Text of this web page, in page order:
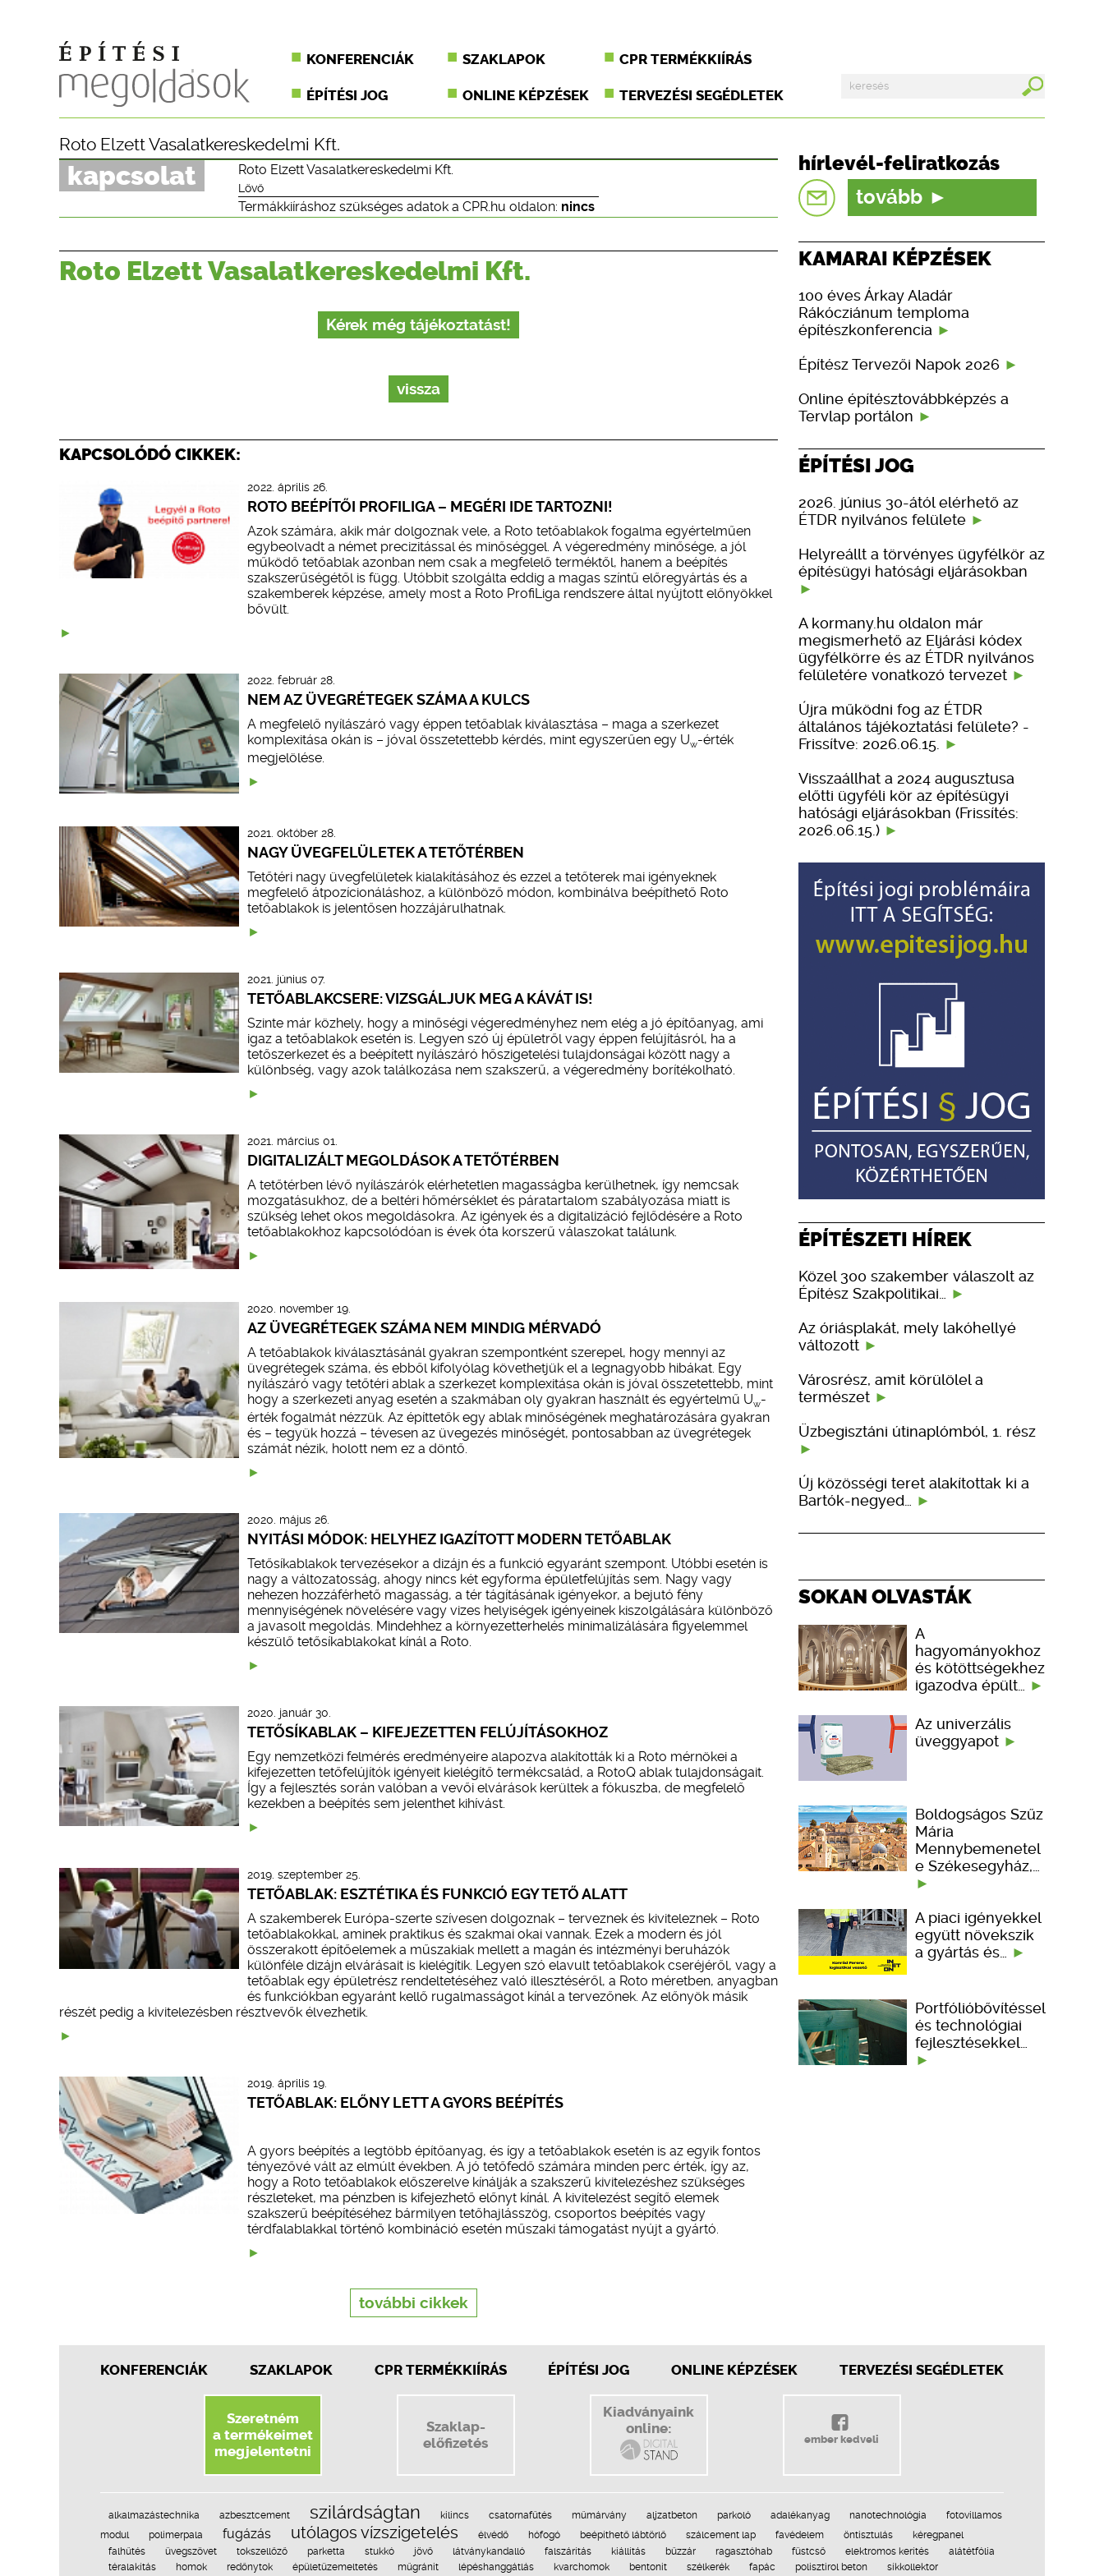
KONFERENCIÁK SZAKLAPOK CPR TERMÉKKIÍRÁS
ÉPÍTÉSI JOG ONLINE KÉPZÉSEK TERVEZÉSI SEGÉDLETEK
Roto Elzett Vasalatkereskedelmi Kft.
kapcsolat Roto Elzett Vasalatkereskedelmi Kft.
Lövő
Termákkiíráshoz szükséges adatok a CPR.hu oldalon: nincs
Roto Elzett Vasalatkereskedelmi Kft.
Kérek még tájékoztatást!
vissza
KAPCSOLÓDÓ CIKKEK:
2022. április 26.
ROTO BEÉPÍTŐI PROFILIGA – MEGÉRI IDE TARTOZNI!
Azok számára, akik már dolgoznak vele, a Roto tetőablakok fogalma egyértelműen
egybeolvadt a német precizitással és minőséggel. A végeredmény minősége, a jól
működő tetőablak azonban nem csak a megfelelő terméktől, hanem a beépítés
szakszerűségétől is függ. Utóbbit szolgálta eddig a magas színtű előregyártás és a
szakemberek képzése, amely most a Roto ProfiLiga rendszere által nyújtott előnyökkel
bővült.
2022. február 28.
NEM AZ ÜVEGRÉTEGEK SZÁMA A KULCS
A megfelelő nyílászáró vagy éppen tetőablak kiválasztása – maga a szerkezet
komplexitása okán is – jóval összetettebb kérdés, mint egyszerűen egy Uw-érték
megjelölése.
2021. október 28.
NAGY ÜVEGFELÜLETEK A TETŐTÉRBEN
Tetőtéri nagy üvegfelületek kialakításához és ezzel a tetőterek mai igényeknek
megfelelő átpozícionáláshoz, a különböző módon, kombinálva beépíthető Roto
tetőablakok is jelentősen hozzájárulhatnak.
2021. június 07.
TETŐABLAKCSERE: VIZSGÁLJUK MEG A KÁVÁT IS!
Szinte már közhely, hogy a minőségi végeredményhez nem elég a jó építőanyag, ami
igaz a tetőablakok esetén is. Legyen szó új épületről vagy éppen felújításról, ha a
tetőszerkezet és a beépített nyílászáró hőszigetelési tulajdonságai között nagy a
különbség, vagy azok találkozása nem szakszerű, a végeredmény borítékolható.
2021. március 01.
DIGITALIZÁLT MEGOLDÁSOK A TETŐTÉRBEN
A tetőtérben lévő nyílászárók elérhetetlen magasságba kerülhetnek, így nemcsak
mozgatásukhoz, de a beltéri hőmérséklet és páratartalom szabályozása miatt is
szükség lehet okos megoldásokra. Az igények és a digitalizáció fejlődésére a Roto
tetőablakokhoz kapcsolódóan is évek óta korszerű válaszokat találunk.
2020. november 19.
AZ ÜVEGRÉTEGEK SZÁMA NEM MINDIG MÉRVADÓ
A tetőablakok kiválasztásánál gyakran szempontként szerepel, hogy mennyi az
üvegrétegek száma, és ebből kifolyólag követhetjük el a legnagyobb hibákat. Egy
nyílászáró vagy tetőtéri ablak a szerkezet komplexitása okán is jóval összetettebb, mint
hogy a szerkezeti anyag esetén a szakmában oly gyakran használt és egyértelmű Uw-
érték fogalmát nézzük. Az építtetők egy ablak minőségének meghatározására gyakran
és – tegyük hozzá – tévesen az üvegezés minőségét, pontosabban az üvegrétegek
számát nézik, holott nem ez a döntő.
2020. május 26.
NYITÁSI MÓDOK: HELYHEZ IGAZÍTOTT MODERN TETŐABLAK
Tetősíkablakok tervezésekor a dizájn és a funkció egyaránt szempont. Utóbbi esetén is
nagy a változatosság, ahogy nincs két egyforma épületfelújítás sem. Nagy vagy
nehezen hozzáférhető magasság, a tér tágításának igényekor, a bejutó fény
mennyiségének növelésére vagy vizes helyiségek igényeinek kiszolgálására különböző
a javasolt megoldás. Mindehhez a környezetterhelés minimalizálására figyelemmel
készülő tetősíkablakokat kínál a Roto.
2020. január 30.
TETŐSÍKABLAK – KIFEJEZETTEN FELÚJÍTÁSOKHOZ
Egy nemzetközi felmérés eredményeire alapozva alakították ki a Roto mérnökei a
kifejezetten tetőfelújítók igényeit kielégítő termékcsalád, a RotoQ ablak tulajdonságait.
Így a fejlesztés során valóban a vevői elvárások kerültek a fókuszba, de megfelelő
kezekben a beépítés sem jelenthet kihívást.
2019. szeptember 25.
TETŐABLAK: ESZTÉTIKA ÉS FUNKCIÓ EGY TETŐ ALATT
A szakemberek Európa-szerte szívesen dolgoznak – terveznek és kiviteleznek – Roto
tetőablakokkal, aminek praktikus és szakmai okai vannak. Ezek a modern és jól
összerakott építőelemek a műszakiak mellett a magán és intézményi beruházók
különféle dizájn elvárásait is kielégítik. Legyen szó elavult tetőablakok cseréjéről, vagy a
tetőablak egy épületrész rendeltetéséhez való illesztéséről, a Roto méretben, anyagban
és funkciókban egyaránt kellő rugalmasságot kínál a tervezőnek. Az előnyök másik
részét pedig a kivitelezésben résztvevők élvezhetik.
2019. április 19.
TETŐABLAK: ELŐNY LETT A GYORS BEÉPÍTÉS
A gyors beépítés a legtöbb építőanyag, és így a tetőablakok esetén is az egyik fontos
tényezővé vált az elmúlt években. A jó tetőfedő számára minden perc érték, így az,
hogy a Roto tetőablakok előszerelve kínálják a szakszerű kivitelezéshez szükséges
részleteket, ma pénzben is kifejezhető előnyt kínál. A kivitelezést segítő elemek
szakszerű beépítéséhez bármilyen tetőhajlásszög, csoportos beépítés vagy
térdfalablakkal történő kombináció esetén műszaki támogatást nyújt a gyártó.
további cikkek
hírlevél-feliratkozás
tovább
KAMARAI KÉPZÉSEK
100 éves Árkay Aladár
Rákócziánum temploma
építészkonferencia
Építész Tervezői Napok 2026
Online építésztovábbképzés a
Tervlap portálon
ÉPÍTÉSI JOG
2026. június 30-ától elérhető az
ÉTDR nyilvános felülete
Helyreállt a törvényes ügyfélkör az
építésügyi hatósági eljárásokban
A kormany.hu oldalon már
megismerhető az Eljárási kódex
ügyfélkörre és az ÉTDR nyilvános
felületére vonatkozó tervezet
Újra működni fog az ÉTDR
általános tájékoztatási felülete? -
Frissítve: 2026.06.15.
Visszaállhat a 2024 augusztusa
előtti ügyféli kör az építésügyi
hatósági eljárásokban (Frissítés:
2026.06.15.)
ÉPÍTÉSZETI HÍREK
Közel 300 szakember válaszolt az
Építész Szakpolitikai…
Az óriásplakát, mely lakóhellyé
változott
Városrész, amit körülölel a
természet
Üzbegisztáni útinaplómból, 1. rész
Új közösségi teret alakítottak ki a
Bartók-negyed…
SOKAN OLVASTÁK
A
hagyományokhoz
és kötöttségekhez
igazodva épült…
Az univerzális
üveggyapot
Boldogságos Szűz
Mária
Mennybemenetel
e Székesegyház,…
A piaci igényekkel
együtt növekszik
a gyártás és…
Portfólióbővítéssel
és technológiai
fejlesztésekkel…
KONFERENCIÁK SZAKLAPOK CPR TERMÉKKIÍRÁS ÉPÍTÉSI JOG ONLINE KÉPZÉSEK TERVEZÉSI SEGÉDLETEK
Szeretném
a termékeimet
megjelentetni
Szaklap-
előfizetés
Kiadványaink
online:
ember kedveli
alkalmazástechnika azbesztcement szilárdságtan kilincs csatornafűtés műmárvány aljzatbeton parkoló adalékanyag nanotechnológia
fotovillamos
modul
polimerpala fugázás utólagos vízszigetelés élvédő hófogó beépíthető lábtörlő szálcement lap favédelem öntisztulás
kéregpanel
falhűtés
üvegszövet tokszellőző parketta stukkó jövő látványkandalló falszárítás kiállítás bűzzár ragasztóhab füstcső elektromos kerítés
alátétfólia
téralakítás
homok redőnytok épületüzemeltetés műgránit lépéshanggátlás kvarchomok bentonit szélkerék fapác polisztirol beton síkkollektor